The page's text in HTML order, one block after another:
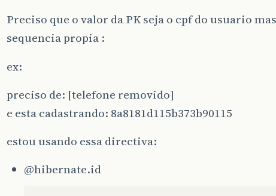
Preciso que o valor da PK seja o cpf do usuario
sequencia propia :
ex:
preciso de: [telefone removido]
e esta cadastrando: 8a8181d115b373b90115
estou usando essa directiva:
@hibernate.id